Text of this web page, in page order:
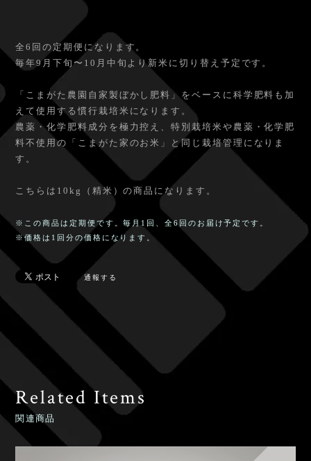
全6回の定期便になります。
毎年9月下旬〜10月中旬より新米に切り替え予定です。
「こまがた農園自家製ぼかし肥料」をベースに科学肥料も加
えて使用する慣行栽培米になります。
農薬・化学肥料成分を極力控え、特別栽培米や農薬・化学肥
料不使用の「こまがた家のお米」と同じ栽培管理になりま
す。
こちらは10kg（精米）の商品になります。
※この商品は定期便です。毎月1回、全6回のお届け予定です。
※価格は1回分の価格になります。
通報する
Related Items
関連商品